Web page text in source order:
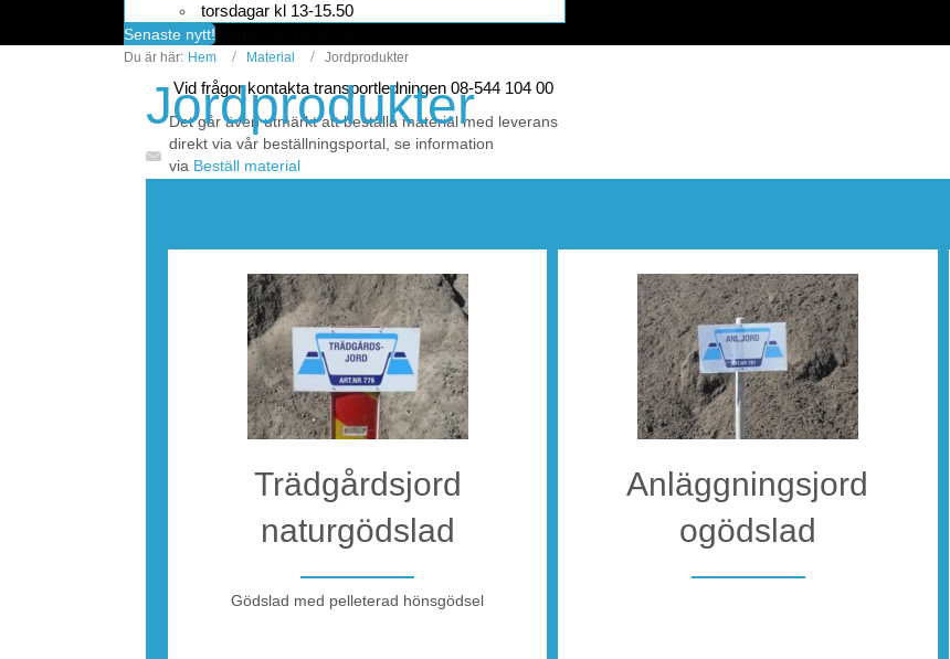
torsdagar kl 13-15.50
fredagar kl 13-14.50
Vid frågor kontakta transportledningen 08-544 104 00
Det går även utmärkt att beställa material med leverans
direkt via vår beställningsportal, se information
via Beställ material
Möjlighet till tippning av
Senaste nytt!
Du är här: Hem Material Jordprodukter
Jordprodukter
Trädgårdsjord
naturgödslad
Gödslad med pelleterad hönsgödsel
Anläggningsjord
ogödslad